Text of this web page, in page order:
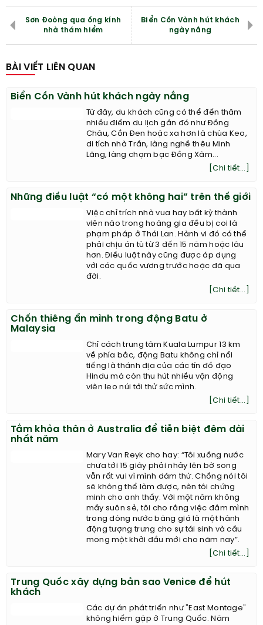
Sơn Đoòng qua ống kính
nhà thám hiểm
Biển Cồn Vành hút khách
ngày nắng
BÀI VIẾT LIÊN QUAN
Biển Cồn Vành hút khách ngày nắng
Từ đây, du khách cũng có thể đến thăm
nhiều điểm du lịch gần đó như Đồng
Châu, Cồn Đen hoặc xa hơn là chùa Keo,
di tích nhà Trần, làng nghề thêu Minh
Lãng, làng chạm bạc Đồng Xâm...
[Chi tiết...]
Những điều luật “có một không hai” trên thế giới
Việc chỉ trích nhà vua hay bất kỳ thành
viên nào trong hoàng gia đều bị coi là
phạm pháp ở Thái Lan. Hành vi đó có thể
phải chịu án tù từ 3 đến 15 năm hoặc lâu
hơn. Điều luật này cũng được áp dụng
với các quốc vương trước hoặc đã qua
đời.
[Chi tiết...]
Chốn thiêng ẩn mình trong động Batu ở
Malaysia
Chỉ cách trung tâm Kuala Lumpur 13 km
về phía bắc, động Batu không chỉ nổi
tiếng là thánh địa của các tín đồ đạo
Hindu mà còn thu hút nhiều vận động
viên leo núi tới thử sức mình.
[Chi tiết...]
Tắm khỏa thân ở Australia để tiễn biệt đêm dài
nhất năm
Mary Van Reyk cho hay: “Tôi xuống nước
chưa tới 15 giây phải nhảy lên bờ song
vẫn rất vui vì mình dám thử. Chồng nói tôi
sẽ không thể làm được, nên tôi chứng
minh cho anh thấy. Với một năm không
mấy suôn sẻ, tôi cho rằng việc đắm mình
trong dòng nước băng giá là một hành
động tượng trưng cho sự tái sinh và cầu
mong một khởi đầu mới cho năm nay”.
[Chi tiết...]
Trung Quốc xây dựng bản sao Venice để hút
khách
Các dự án phát triển như "East Montage"
không hiếm gặp ở Trung Quốc. Năm